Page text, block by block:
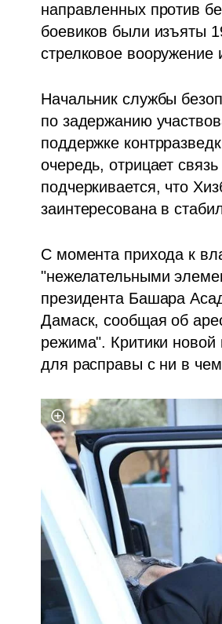
направленных против
боевиков были изъяты
стрелковое вооружение
Начальник службы
по задержанию
поддержке
очередь, отрицает
подчеркивается, что
заинтересована в
С момента прихода к
"нежелательными
президента Башара
Дамаск, сообщая об
режима". Критики новой
для расправы с ни в